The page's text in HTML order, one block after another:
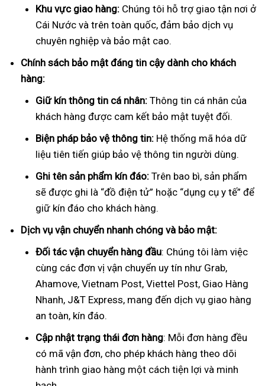
Khu vực giao hàng: Chúng tôi hỗ trợ giao tận nơi ở
Cái Nước và trên toàn quốc, đảm bảo dịch vụ
chuyên nghiệp và bảo mật cao.
Chính sách bảo mật đáng tin cậy dành cho khách
hàng:
Giữ kín thông tin cá nhân: Thông tin cá nhân của
khách hàng được cam kết bảo mật tuyệt đối.
Biện pháp bảo vệ thông tin: Hệ thống mã hóa dữ
liệu tiên tiến giúp bảo vệ thông tin người dùng.
Ghi tên sản phẩm kín đáo: Trên bao bì, sản phẩm
sẽ được ghi là “đồ điện tử” hoặc “dụng cụ y tế” để
giữ kín đáo cho khách hàng.
Dịch vụ vận chuyển nhanh chóng và bảo mật:
Đối tác vận chuyển hàng đầu: Chúng tôi làm việc
cùng các đơn vị vận chuyển uy tín như Grab,
Ahamove, Vietnam Post, Viettel Post, Giao Hàng
Nhanh, J&T Express, mang đến dịch vụ giao hàng
an toàn, kín đáo.
Cập nhật trạng thái đơn hàng: Mỗi đơn hàng đều
có mã vận đơn, cho phép khách hàng theo dõi
hành trình giao hàng một cách tiện lợi và minh